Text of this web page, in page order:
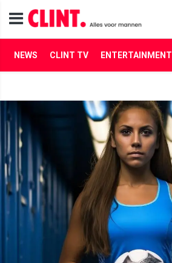
NEWS CLINT TV ENTERTAINMENT